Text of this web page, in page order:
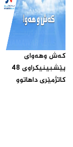
که‌ش وهه‌واى
پێشبینیکراوى 48
کاتژمێرى داهاتوو‌